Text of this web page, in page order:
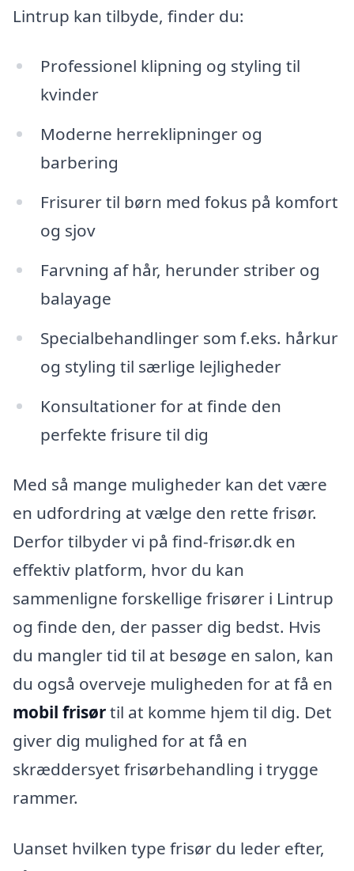
Lintrup kan tilbyde, finder du:
Professionel klipning og styling til
kvinder
Moderne herreklipninger og
barbering
Frisurer til børn med fokus på komfort
og sjov
Farvning af hår, herunder striber og
balayage
Specialbehandlinger som f.eks. hårkur
og styling til særlige lejligheder
Konsultationer for at finde den
perfekte frisure til dig
Med så mange muligheder kan det være
en udfordring at vælge den rette frisør.
Derfor tilbyder vi på find-frisør.dk en
effektiv platform, hvor du kan
sammenligne forskellige frisører i Lintrup
og finde den, der passer dig bedst. Hvis
du mangler tid til at besøge en salon, kan
du også overveje muligheden for at få en
mobil frisørtil at komme hjem til dig. Det
giver dig mulighed for at få en
skræddersyet frisørbehandling i trygge
rammer.
Uanset hvilken type frisør du leder efter,